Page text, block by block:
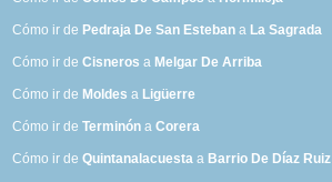
Cómo ir de Pedraja De San Esteban a La Sagrada
Cómo ir deCisneros a Melgar De Arriba
Cómo ir de Moldes a Ligüerre
Cómo ir deTerminón aCorera
Cómo ir deQuintanalacuesta a Barrio De Díaz Ruiz